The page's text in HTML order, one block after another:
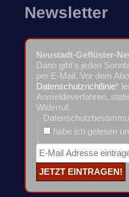
Newsletter
Neustadt-Geflüster-
Dann gibt's jeden
per E-Mail. Vor dem
Datenschutzrichtlinie*
Anmeldeverfahren,
Widerruf.
habe ich gelesen